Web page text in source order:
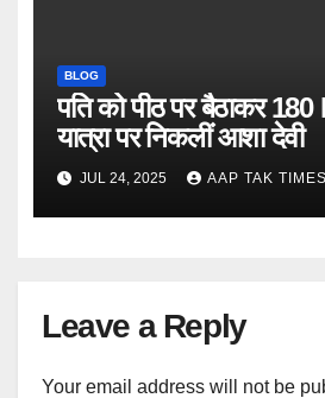
BLOG
पति को पीठ पर बैठाकर
यात्रा पर निकलीं आशा देवी
JUL 24, 2025 AAP TAK TIMES
Leave a Reply
Your email address will not be